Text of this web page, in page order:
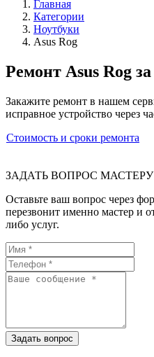
Главная
Категории
Ноутбуки
Asus Rog
Ремонт Asus Rog
Закажите ремонт в нашем
исправное устройство через
Стоимость и сроки ремонта
ЗАДАТЬ ВОПРОС МАСТЕРУ
Оставьте ваш вопрос через
перезвонит именно мастер и
либо услуг.